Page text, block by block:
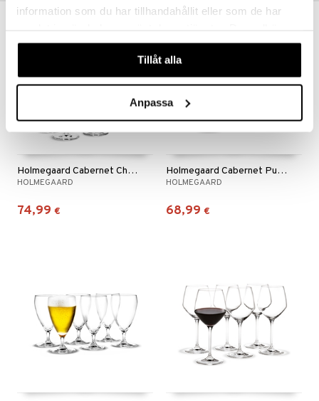
information som du har tillhandahållit eller som de har
våra cookies vid fortsatt användande av vår webbplats.
Tillåt alla
Anpassa
Holmegaard Cabernet Champagne 29 cl 6-pack
HOLMEGAARD
74,99 €
Holmegaard Cabernet Punaviinilasi 52 cl 6-pack
HOLMEGAARD
68,99 €